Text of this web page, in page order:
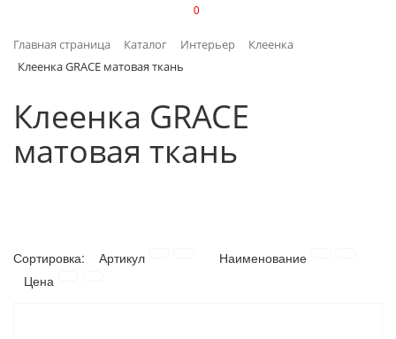
ИНТЕРЬЕР
КЛИМАТИЧЕСКАЯ ТЕХНИКА
НАСОСНОЕ ОБОРУДОВАНИЕ
0
Главная страница Каталог Интерьер
Клеенка
Клеенка GRACE матовая ткань
Клеенка GRACE
матовая ткань
Сортировка: Артикул
Наименование
Цена